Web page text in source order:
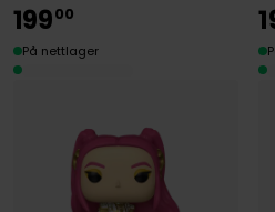
19900
På nettlager